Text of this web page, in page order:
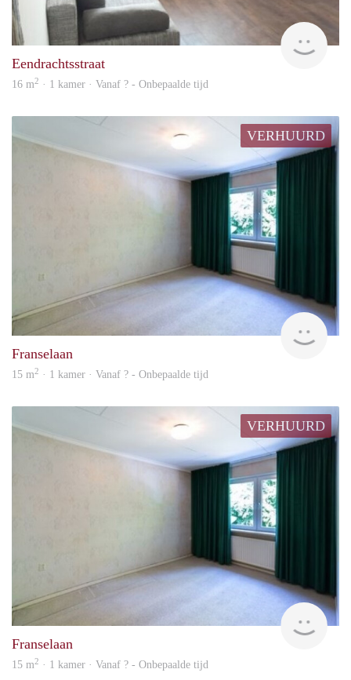
Eendrachtsstraat
16 m2 · 1 kamer · Vanaf ? - Onbepaalde tijd
VERHUURD
rent
Franselaan
15 m2 · 1 kamer · Vanaf ? - Onbepaalde tijd
VERHUURD
rent
Franselaan
15 m2 · 1 kamer · Vanaf ? - Onbepaalde tijd